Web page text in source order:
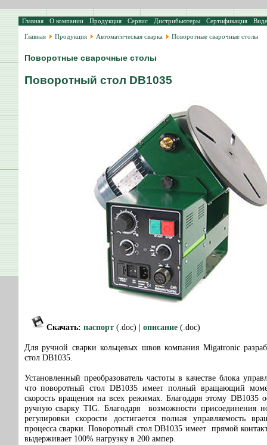
Главная О компании Продукция Сервис Дистрибьютеры Сертификация
Главная Продукция Автоматическая сварка Поворотные сварочные столы
Поворотные сварочные столы
Поворотный стол DB1035
Скачать: паспорт(.doc) | описание(.doc)
Для ручной сварки кольцевых швов компания Migatronic
стол DB1035.
Установленный преобразователь частоты в качестве блока
что поворотный стол DB1035 имеет полный вращающий
скорость вращения на всех режимах. Благодаря этому DB1035
ручную сварку TIG. Благодаря возможности присоединения
регулировки скорости достигается полная управляемость
процесса сварки. Поворотный стол DB1035 имеет прямой
выдерживает 100% нагрузку в 200 ампер.